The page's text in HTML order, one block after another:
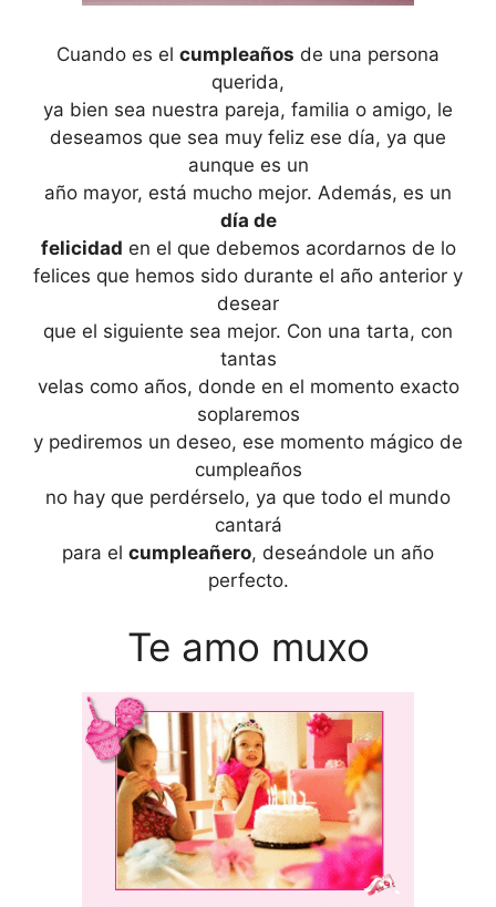
Cuando es el cumpleaños de una persona
querida,
ya bien sea nuestra pareja, familia o amigo, le
deseamos que sea muy feliz ese día, ya que
aunque es un
año mayor, está mucho mejor. Además, es un
día de
felicidad en el que debemos acordarnos de lo
felices que hemos sido durante el año anterior y
desear
que el siguiente sea mejor. Con una tarta, con
tantas
velas como años, donde en el momento exacto
soplaremos
y pediremos un deseo, ese momento mágico de
cumpleaños
no hay que perdérselo, ya que todo el mundo
cantará
para el cumpleañero, deseándole un año
perfecto.
Te amo muxo